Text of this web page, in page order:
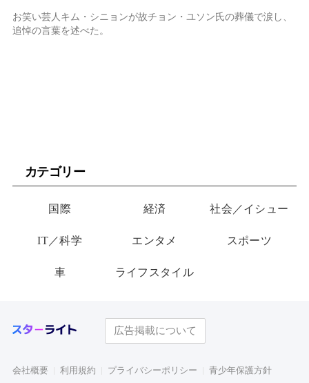
お笑い芸人キム・シニョンが故チョン・ユソン氏の葬儀で涙し、
追悼の言葉を述べた。
カテゴリー
国際 経済 社会／イシュー
IT／科学 エンタメ スポーツ
車 ライフスタイル
広告掲載について
会社概要 利用規約 プライバシーポリシー 青少年保護方針